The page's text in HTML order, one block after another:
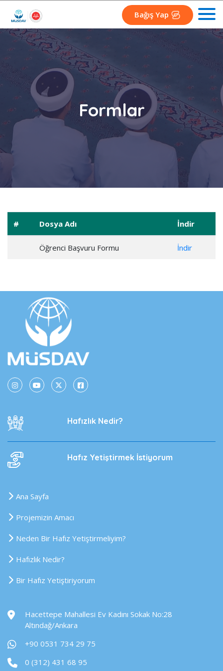
Bağış Yap
Formlar
# Dosya Adı İndir
Öğrenci Başvuru Formu İndir
Hafızlık Nedir?
Hafız Yetiştirmek İstiyorum
Ana Sayfa
Projemizin Amacı
Neden Bir Hafız Yetiştirmeliyim?
Hafızlık Nedir?
Bir Hafız Yetiştiriyorum
Hacettepe Mahallesi Ev Kadını Sokak No:28
Altındağ/Ankara
+90 0531 734 29 75
0 (312) 431 68 95